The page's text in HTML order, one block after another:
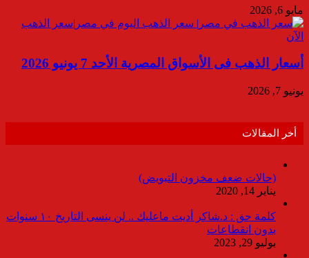
مايو 6, 2026
أسعار الذهب فى الأسواق المصرية الأحد 7 يونيو 2026
يونيو 7, 2026
أخر المقالات
(حالات ضعف مخزون التبويض)
يناير 14, 2020
كلمة حق : د.شاكر أديت ماعليك .. لن ينسى التاريخ ١٠ سنوات
بدون انقطاعات
يوليو 29, 2023